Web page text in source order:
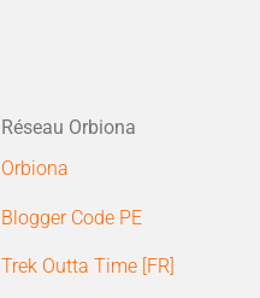
Réseau Orbiona
Orbiona
Blogger Code PE
Trek Outta Time [FR]